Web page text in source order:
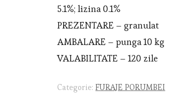
5.1%; lizina 0.1%
PREZENTARE – granulat
AMBALARE – punga 10 kg
VALABILITATE – 120 zile
Categorie:FURAJE PORUMBEI